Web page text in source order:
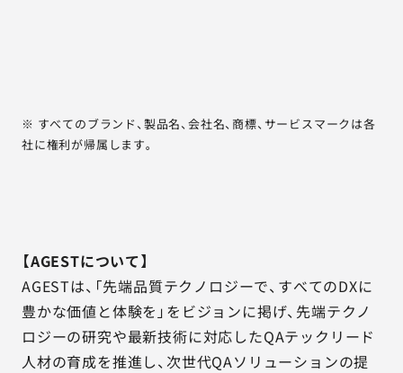
※ すべてのブランド、製品名、会社名、商標、サービスマークは各
社に権利が帰属します。
【AGESTについて】
AGESTは、「先端品質テクノロジーで、すべてのDXに
豊かな価値と体験を」をビジョンに掲げ、先端テクノ
ロジーの研究や最新技術に対応したQAテックリード
人材の育成を推進し、次世代QAソリューションの提